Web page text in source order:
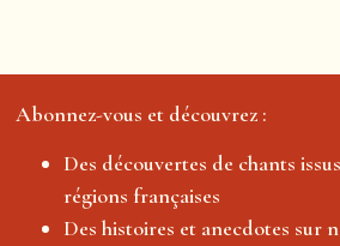
Abonnez-vous et découvrez :
Des découvertes de chants
régions françaises
Des histoires et anecdotes sur